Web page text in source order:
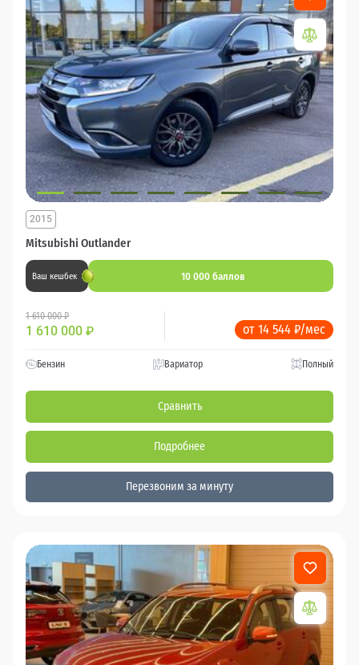
Mitsubishi Outlander
2015
Ваш кешбек 10 000 баллов
1 610 000 ₽
1 610 000 ₽ от 14 544 ₽/мес
Бензин Вариатор Полный
Сравнить
Подробнее
Перезвоним за минуту